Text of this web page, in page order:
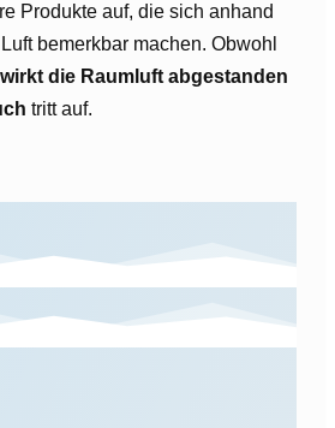
Produkte auf, die sich anhand
bemerkbar machen. Obwohl
wirkt die Raumluft abgestanden
tritt auf.